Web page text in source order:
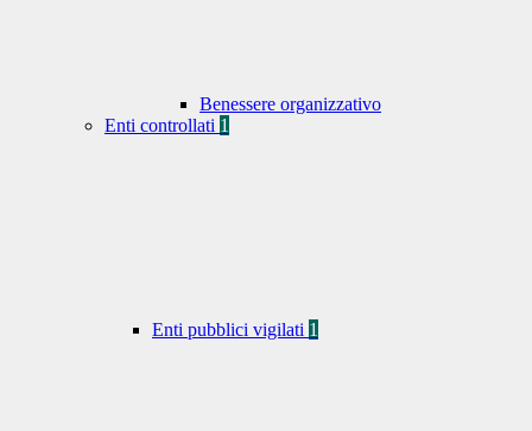
Benessere organizzativo
Enti controllati 1
Enti pubblici vigilati 1